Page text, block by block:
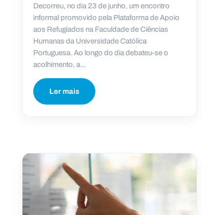
Decorreu, no dia 23 de junho, um encontro
informal promovido pela Plataforma de Apoio
aos Refugiados na Faculdade de Ciências
Humanas da Universidade Católica
Portuguesa. Ao longo do dia debateu-se o
acolhimento, a...
Ler mais